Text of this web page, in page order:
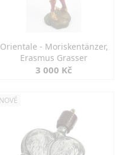
Orientale - Moriskentänzer,
Erasmus Grasser
3 000 Kč
NOVÉ